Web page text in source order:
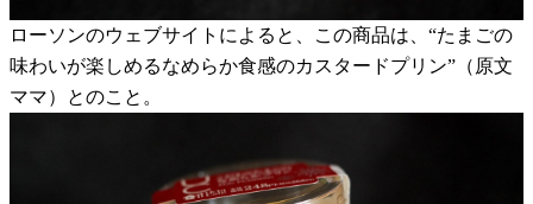
ローソンのウェブサイトによると、この商品は、“たまごの
味わいが楽しめるなめらか食感のカスタードプリン”（原文
ママ）とのこと。